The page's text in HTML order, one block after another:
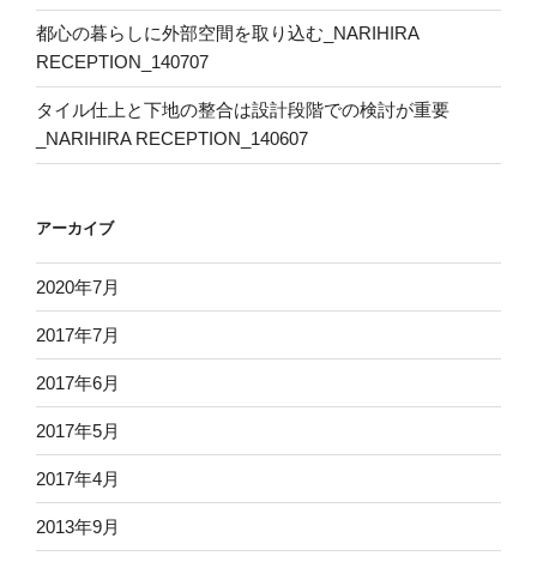
都心の暮らしに外部空間を取り込む_NARIHIRA
RECEPTION_140707
タイル仕上と下地の整合は設計段階での検討が重要
_NARIHIRA RECEPTION_140607
アーカイブ
2020年7月
2017年7月
2017年6月
2017年5月
2017年4月
2013年9月